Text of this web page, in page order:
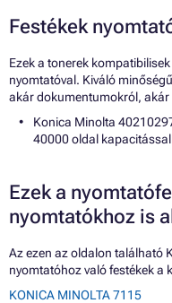
Festékek
Ezek a tonerek kompatibilisek
nyomtatóval. Kiváló
akár dokumentumokról, akár
Konica Minolta
40000 oldal
Ezek a
nyomtatókhoz is
Az ezen az oldalon található
nyomtatóhoz való festékek a
KONICA MINOLTA 7115